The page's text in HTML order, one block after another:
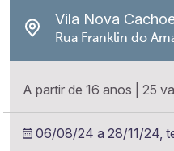
Vila Nova
Rua Franklin do
A partir de 16 anos 25
06/08/24 a 28/11/24,